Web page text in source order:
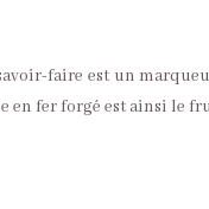
faire est un
en fer forgé est ainsi le